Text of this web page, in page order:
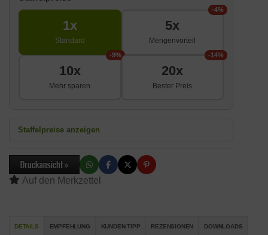
1x
Standard
5x
Mengenvorteil
-4%
10x
Mehr sparen
-9%
20x
Bester Preis
-14%
Staffelpreise anzeigen
DETAILS EMPFEHLUNG KUNDEN-TIPP REZENSIONEN DOWNLOADS